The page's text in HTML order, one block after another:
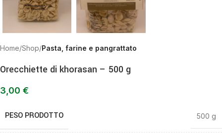
Home Shop Pasta, farine e pangrattato
Orecchiette di khorasan – 500 g
3,00 €
PESO PRODOTTO 500 g